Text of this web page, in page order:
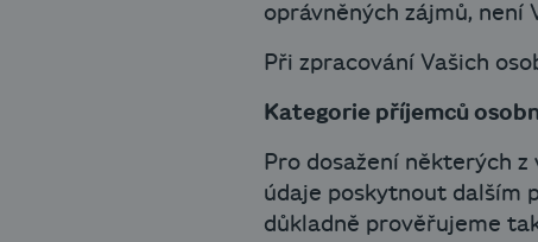
oprávněných zájmů, není
Při zpracování Vašich
Kategorie příjemců
Pro dosažení některých
údaje poskytnout dalším
důkladně prověřujeme